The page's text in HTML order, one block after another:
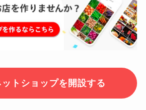
トショップを開設する